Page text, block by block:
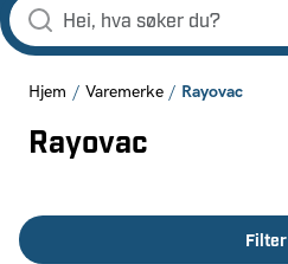
Hjem Varemerke Rayovac
Rayovac
Filter